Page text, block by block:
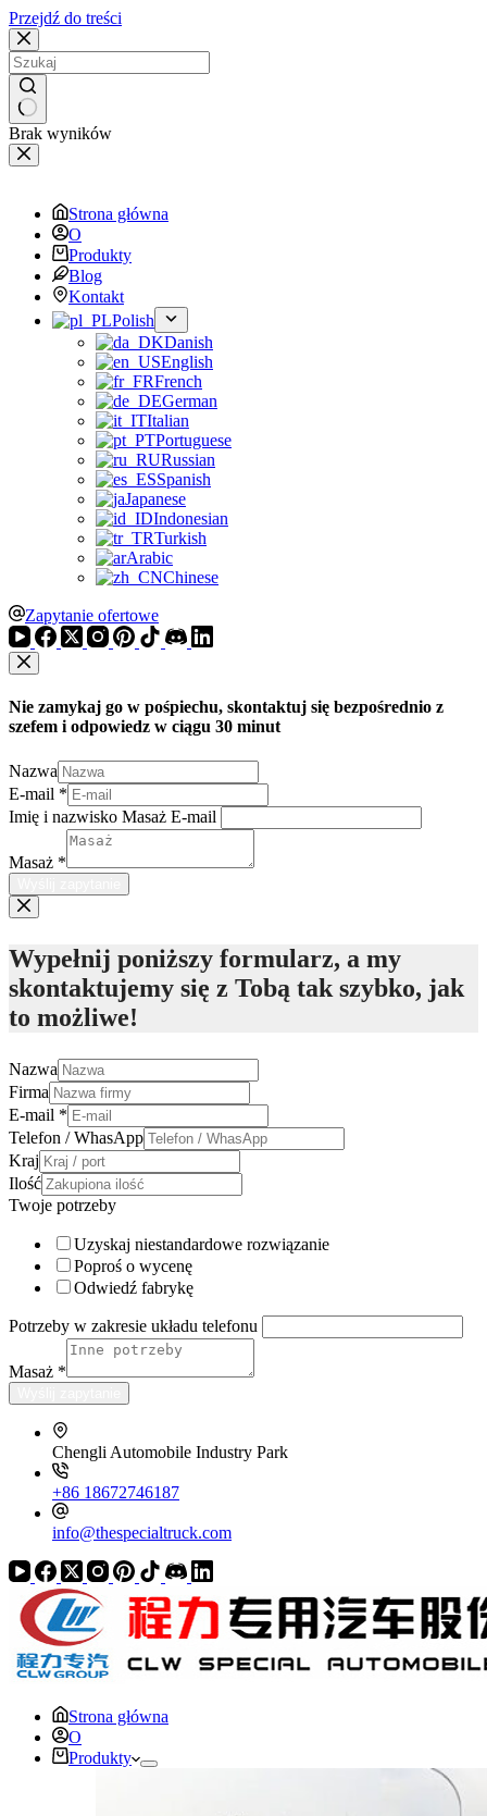
Przejdź do treści
Brak wyników
Strona główna
O
Produkty
Blog
Kontakt
Polish
Danish
English
French
German
Italian
Portuguese
Russian
Spanish
Japanese
Indonesian
Turkish
Arabic
Chinese
Zapytanie ofertowe
Nie zamykaj go w pośpiechu, skontaktuj się bezpośrednio z
szefem i odpowiedz w ciągu 30 minut
Nazwa
E-mail *
Imię i nazwisko Masaż E-mail
Masaż *
Wypełnij poniższy formularz, a my
skontaktujemy się z Tobą tak szybko, jak
to możliwe!
Nazwa
Firma
E-mail *
Telefon / WhasApp
Kraj
Ilość
Twoje potrzeby
Uzyskaj niestandardowe rozwiązanie
Poproś o wycenę
Odwiedź fabrykę
Potrzeby w zakresie układu telefonu
Masaż *
Chengli Automobile Industry Park
+86 18672746187
info@thespecialtruck.com
Strona główna
O
Produkty